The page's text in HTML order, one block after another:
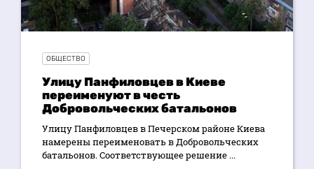
ОБЩЕСТВО
Улицу Панфиловцев в Киеве
переименуют в честь
Добровольческих батальонов
Улицу Панфиловцев в Печерском районе Киева
намерены переименовать в Добровольческих
батальонов. Соответствующее решение ...